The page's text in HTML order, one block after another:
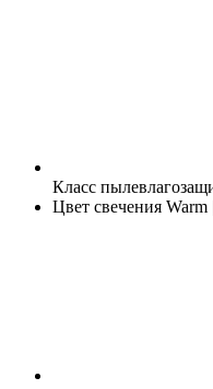
Класс
Цвет свечения